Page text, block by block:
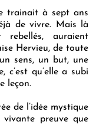
trainait à sept ans
de vivre. Mais là
auraient
Hervieu, de toute
sens, un but, une
c’est qu’elle a subi
leçon.
de l’idée mystique
preuve que